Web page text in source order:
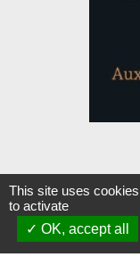
This site uses
to activate
OK, accept all